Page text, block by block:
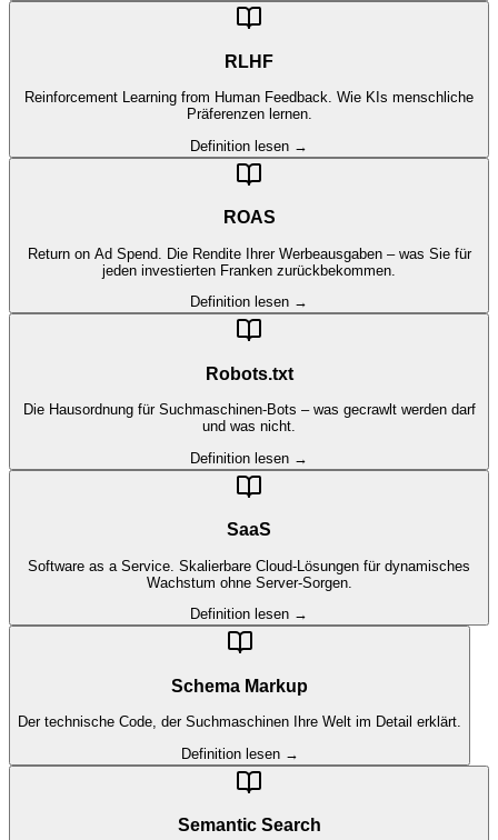
RLHF
Reinforcement Learning from Human Feedback. Wie KIs menschliche
Präferenzen lernen.
Definition lesen →
ROAS
Return on Ad Spend. Die Rendite Ihrer Werbeausgaben – was Sie für
jeden investierten Franken zurückbekommen.
Definition lesen →
Robots.txt
Die Hausordnung für Suchmaschinen-Bots – was gecrawlt werden darf
und was nicht.
Definition lesen →
SaaS
Software as a Service. Skalierbare Cloud-Lösungen für dynamisches
Wachstum ohne Server-Sorgen.
Definition lesen →
Schema Markup
Der technische Code, der Suchmaschinen Ihre Welt im Detail erklärt.
Definition lesen →
Semantic Search